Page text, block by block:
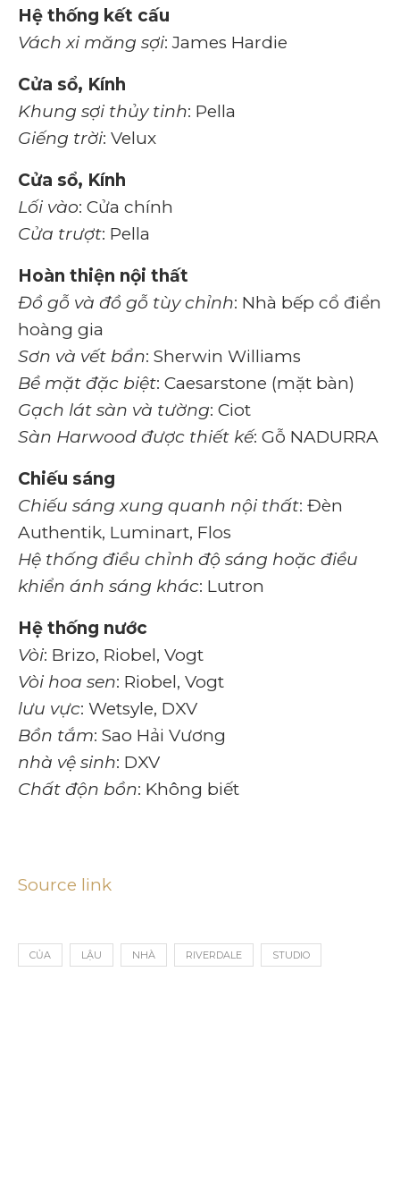
Hệ thống kết cấu
Vách xi măng sợi: James Hardie
Cửa sổ, Kính
Khung sợi thủy tinh: Pella
Giếng trời: Velux
Cửa sổ, Kính
Lối vào: Cửa chính
Cửa trượt: Pella
Hoàn thiện nội thất
Đồ gỗ và đồ gỗ tùy chỉnh: Nhà bếp cổ điển
hoàng gia
Sơn và vết bẩn: Sherwin Williams
Bề mặt đặc biệt: Caesarstone (mặt bàn)
Gạch lát sàn và tường: Ciot
Sàn Harwood được thiết kế: Gỗ NADURRA
Chiếu sáng
Chiếu sáng xung quanh nội thất: Đèn
Authentik, Luminart, Flos
Hệ thống điều chỉnh độ sáng hoặc điều
khiển ánh sáng khác: Lutron
Hệ thống nước
Vòi: Brizo, Riobel, Vogt
Vòi hoa sen: Riobel, Vogt
lưu vực: Wetsyle, DXV
Bồn tắm: Sao Hải Vương
nhà vệ sinh: DXV
Chất độn bồn: Không biết
Source link
CỦA LẬU NHÀ RIVERDALE STUDIO